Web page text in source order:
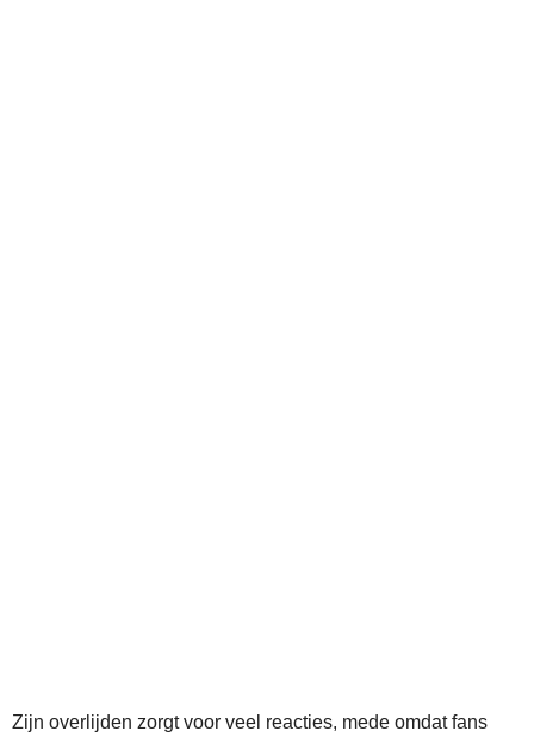
Zijn overlijden zorgt voor veel reacties, mede omdat fans